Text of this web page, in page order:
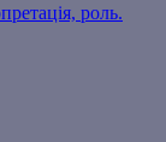
роль.